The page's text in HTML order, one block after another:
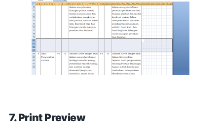
7. Print Preview